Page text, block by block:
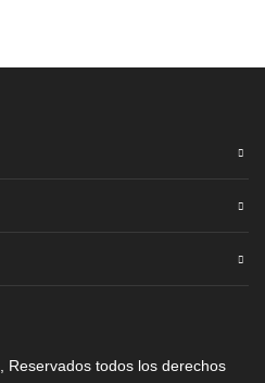
Reservados todos los derechos